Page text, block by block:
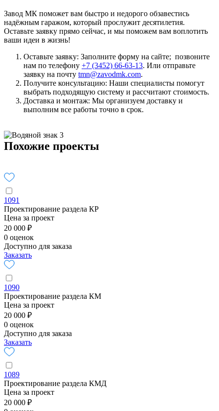
Завод МК поможет вам быстро и недорого обзавестись
надёжным гаражом, который прослужит десятилетия.
Оставьте заявку прямо сейчас, и мы поможем вам воплотить
ваши идеи в жизнь!
Оставьте заявку: Заполните форму на сайте; позвоните
нам по телефону +7 (3452) 66-63-13. Или отправьте
заявку на почту tmn@zavodmk.com.
Получите консультацию: Наши специалисты помогут
выбрать подходящую систему и рассчитают стоимость.
Доставка и монтаж: Мы организуем доставку и
выполним все работы точно в срок.
Похожие проекты
1091
Проектирование раздела КР
Цена за проект
20 000 ₽
0 оценок
Доступно для заказа
Заказать
1090
Проектирование раздела КМ
Цена за проект
20 000 ₽
0 оценок
Доступно для заказа
Заказать
1089
Проектирование раздела КМД
Цена за проект
20 000 ₽